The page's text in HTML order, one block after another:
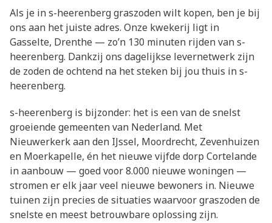
Als je in s-heerenberg graszoden wilt kopen, ben je bij
ons aan het juiste adres. Onze kwekerij ligt in
Gasselte, Drenthe — zo’n 130 minuten rijden van s-
heerenberg. Dankzij ons dagelijkse levernetwerk zijn
de zoden de ochtend na het steken bij jou thuis in s-
heerenberg.
s-heerenberg is bijzonder: het is een van de snelst
groeiende gemeenten van Nederland. Met
Nieuwerkerk aan den IJssel, Moordrecht, Zevenhuizen
en Moerkapelle, én het nieuwe vijfde dorp Cortelande
in aanbouw — goed voor 8.000 nieuwe woningen —
stromen er elk jaar veel nieuwe bewoners in. Nieuwe
tuinen zijn precies de situaties waarvoor graszoden de
snelste en meest betrouwbare oplossing zijn.